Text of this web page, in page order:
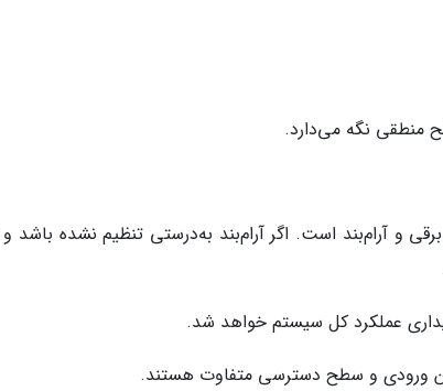
منطقی نگه می‌دارد.
و آرام‌بند است. اگر آرام‌بند به‌درستی تنظیم نشده باشد
عملکرد کل سیستم خواهد شد.
ورودی و سطح دسترسی متفاوت هستند.